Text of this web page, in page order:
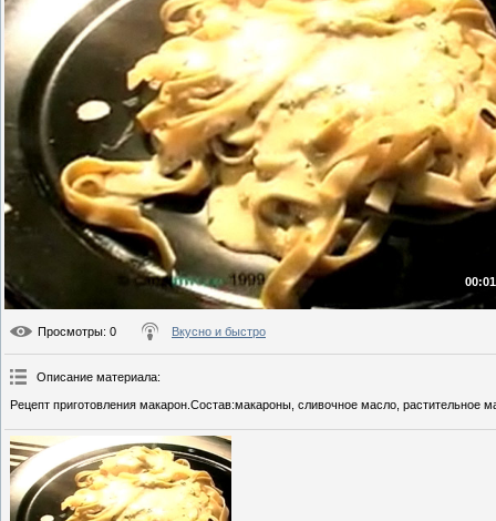
Просмотры: 0 Вкусно и быстро
Описание материала:
Рецепт приготовления макарон.Состав:макароны, сливочное масло, растительное